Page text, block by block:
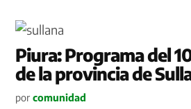
Piura: Programa del
de la provincia de
por comunidad